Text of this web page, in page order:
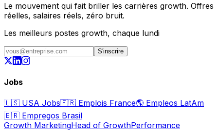
Le mouvement qui fait briller les carrières growth. Offres
réelles, salaires réels, zéro bruit.
Les meilleurs postes growth, chaque lundi
S'inscrire
Jobs
🇺🇸 USA Jobs🇫🇷 Emplois France🌎 Empleos LatAm
🇧🇷 Empregos Brasil
Growth MarketingHead of GrowthPerformance